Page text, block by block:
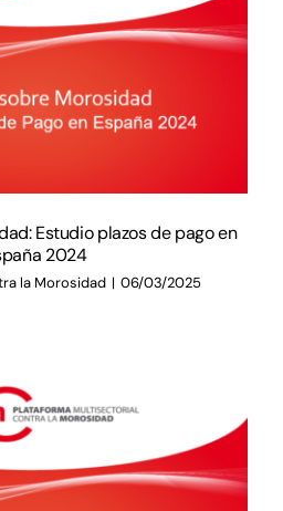
Estudio plazos de pago en
2024
la Morosidad | 06/03/2025